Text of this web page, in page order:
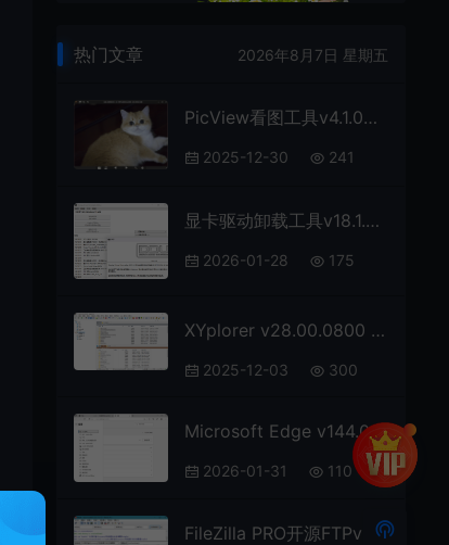
热门文章 2026年8月7日 星期五
PicView看图工具v4.1.0绿色版
2025-12-30 241
显卡驱动卸载工具v18.1.4.1绿色版
2026-01-28 175
XYplorer v28.00.0800 绿色便携版
2025-12-03 300
Microsoft Edge v144.0.3719.104绿色版
2026-01-31 110
FileZilla PRO开源FTPv3.70.5专业版